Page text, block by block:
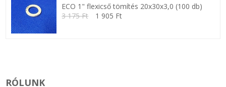
ECO 1" flexicső tömítés 20x30x3,0 (100 db)
3 175 Ft
1 905 Ft
RÓLUNK